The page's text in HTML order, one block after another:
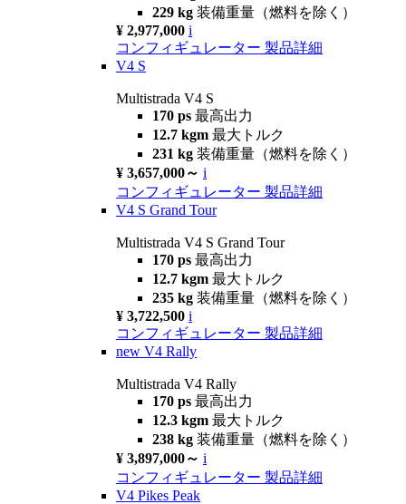
229 kg 装備重量（燃料を除く）
¥ 2,977,000 i
コンフィギュレーター 製品詳細
V4 S
Multistrada V4 S
170 ps 最高出力
12.7 kgm 最大トルク
231 kg 装備重量（燃料を除く）
¥ 3,657,000～ i
コンフィギュレーター 製品詳細
V4 S Grand Tour
Multistrada V4 S Grand Tour
170 ps 最高出力
12.7 kgm 最大トルク
235 kg 装備重量（燃料を除く）
¥ 3,722,500 i
コンフィギュレーター 製品詳細
new V4 Rally
Multistrada V4 Rally
170 ps 最高出力
12.3 kgm 最大トルク
238 kg 装備重量（燃料を除く）
¥ 3,897,000～ i
コンフィギュレーター 製品詳細
V4 Pikes Peak